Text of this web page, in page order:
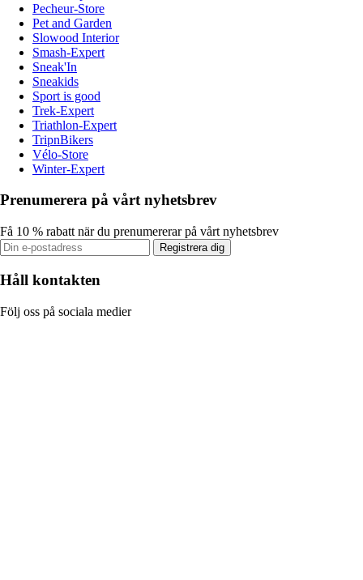
Pecheur-Store
Pet and Garden
Slowood Interior
Smash-Expert
Sneak'In
Sneakids
Sport is good
Trek-Expert
Triathlon-Expert
TripnBikers
Vélo-Store
Winter-Expert
Prenumerera på vårt nyhetsbrev
Få 10 % rabatt när du prenumererar på vårt nyhetsbrev
Registrera dig
Håll kontakten
Följ oss på sociala medier